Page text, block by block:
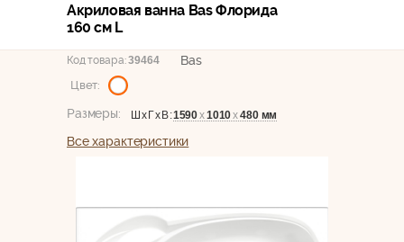
Акриловая ванна Bas Флорида
160 см L
Код товара: 39464 Bas
Цвет:
Размеры: ШхГхВ:1590х1010х480 мм
Все характеристики